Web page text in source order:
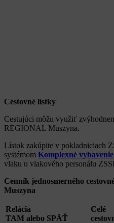
Cestovné lístky
Cestujúci môžu využiť
REGIONAL Muszyna.
Lístok zakúpite v pokladniciach
systémom Komplexné
vlaku u vlakového personálu
Cenník jednosmerného
Muszyna
Relácia
TAM alebo SPÄŤ
Celé